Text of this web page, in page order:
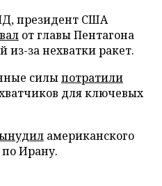
президент США
от главы Пентагона
из-за нехватки ракет.
силыпотратили
для ключевых
американского
Ирану.